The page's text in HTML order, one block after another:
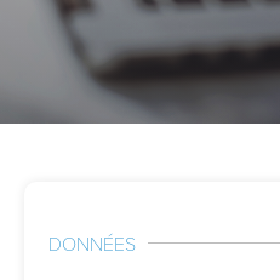
DONNÉES